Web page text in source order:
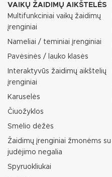
VAIKŲ ŽAIDIMŲ AIKŠTELĖS
Multifunkciniai vaikų žaidimų
įrenginiai
Nameliai / teminiai įrenginiai
Pavėsinės / lauko klasės
Interaktyvūs žaidimų aikštelių
įrenginiai
Karuselės
Čiuožyklos
Smėlio dėžės
Žaidimų įrenginiai žmonėms su
judėjimo negalia
Spyruokliukai